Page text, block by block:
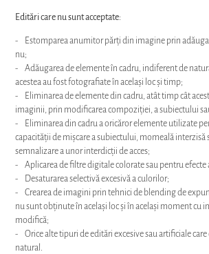
Editări care nu sunt acceptate:
- Estomparea anumitor părți din imagine prin
nu;
- Adăugarea de elemente în cadru, indiferent de
acestea au fost fotografiate în același loc și timp;
- Eliminarea de elemente din cadru, atât timp cât
imaginii, prin modificarea compoziției, a subiectului
- Eliminarea din cadru a oricăror elemente utilizate
capacității de mișcare a subiectului, momeală interzisă
semnalizare a unor interdicții de acces;
- Aplicarea de filtre digitale colorate sau pentru efecte
- Desaturarea selectivă excesivă a culorilor;
- Crearea de imagini prin tehnici de blending de
nu sunt obținute în același loc și în același moment cu
modifică;
- Orice alte tipuri de editări excesive sau artificiale
natural.